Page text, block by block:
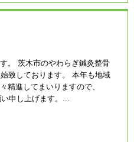
。 茨木市のやわらぎ鍼灸整骨
致しております。 本年も地域
精進してまいりますので、
申し上げます。...